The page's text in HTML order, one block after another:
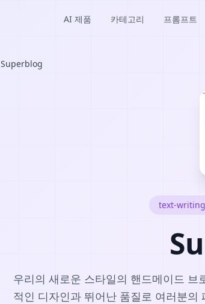
AI 제품 카테고리 프롬프트
Superblog
text-writing
우리의 새로운 스타일의 핸드메이드
적인 디자인과 뛰어난 품질로 여러분